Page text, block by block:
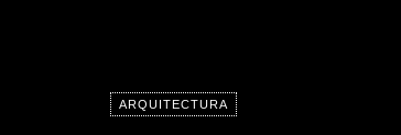
ARQUITECTURA